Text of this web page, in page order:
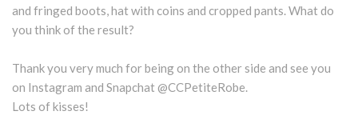
and fringed boots, hat with coins and cropped pants. What do
you think of the result?
Thank you very much for being on the other side and see you
on Instagram and Snapchat @CCPetiteRobe.
Lots of kisses!